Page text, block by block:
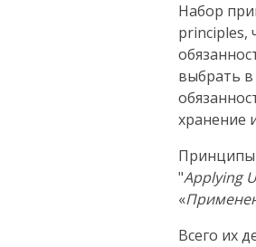
Набор
principles,
выбрать
хранение
Принципы
"Applying
«
Всего их